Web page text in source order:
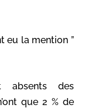
eu la mention ”
absents des
que 2 % de